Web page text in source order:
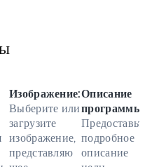
Изображение:
Выберите или
загрузите
изображение,
представляю
Описание
программы:
подробное
описание